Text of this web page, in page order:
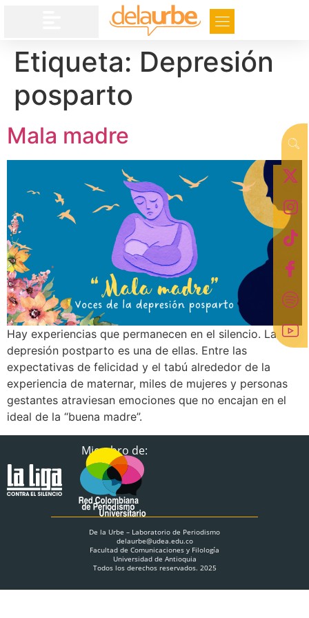
Etiqueta: Depresión
posparto
Mala madre
Hay experiencias que permanecen en el silencio. La
depresión postparto es una de ellas. Entre las
expectativas de felicidad y el tabú alrededor de la
experiencia de maternar, miles de mujeres y personas
gestantes atraviesan emociones que no encajan en el
ideal de la “buena madre”.
Miembro de:
De la Urbe – Laboratorio de Periodismo
delaurbe@udea.edu.co
Facultad de Comunicaciones y Filología
Universidad de Antioquia
Todos los derechos reservados. 2025